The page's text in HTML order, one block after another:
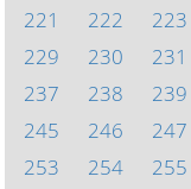
221
222 223
229
230 231
237
238 239
245
246 247
253
254 255